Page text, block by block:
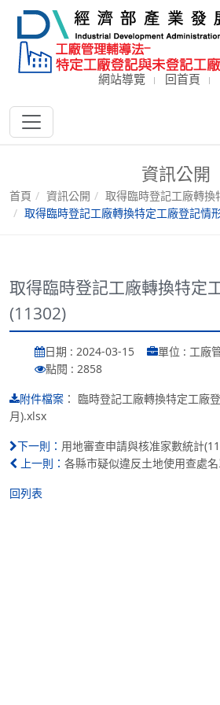
網站導覽 回首頁
資訊公開
首頁 資訊公開
取得臨時登記工廠轉
取得臨時登記工廠轉換特定工廠登記情
取得臨時登記工廠轉換特定
(11302)
日期 : 2024-03-15
單位 : 工廠
點閱 : 2858
附件檔案 ： 臨時登記工廠轉換特定工廠
月).xlsx
下一則： 用地審查申請與核准家數統計
上一則： 各縣市疑似違反土地使用查處
回列表